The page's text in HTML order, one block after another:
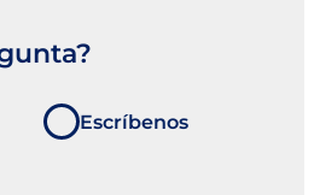
Escríbenos